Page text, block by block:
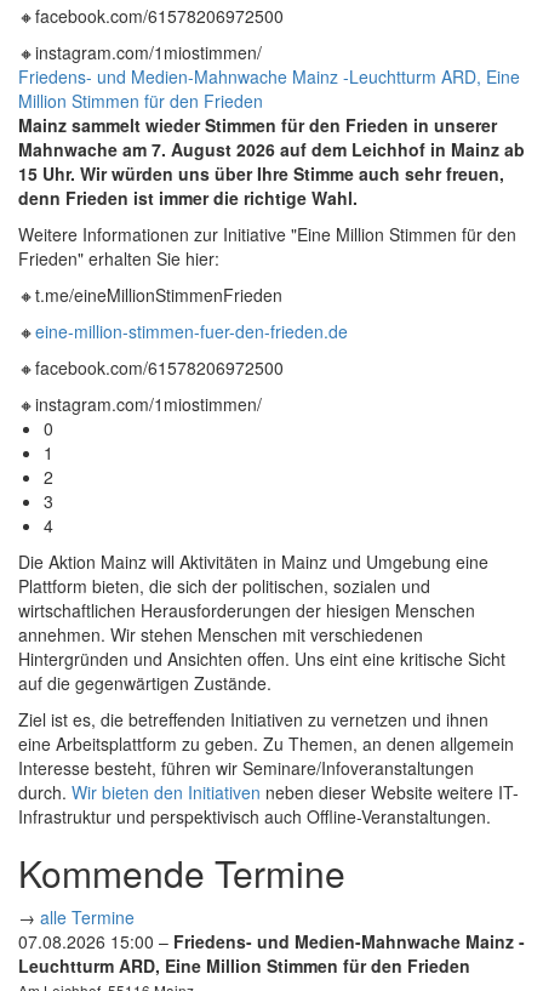
🔸facebook.com/61578206972500
🔸instagram.com/1miostimmen/
Friedens- und Medien-Mahnwache Mainz -Leuchtturm ARD, Eine
Million Stimmen für den Frieden
Mainz sammelt wieder Stimmen für den Frieden in unserer
Mahnwache am 7. August 2026 auf dem Leichhof in Mainz ab
15 Uhr. Wir würden uns über Ihre Stimme auch sehr freuen,
denn Frieden ist immer die richtige Wahl.
Weitere Informationen zur Initiative "Eine Million Stimmen für den
Frieden" erhalten Sie hier:
🔸t.me/eineMillionStimmenFrieden
🔸eine-million-stimmen-fuer-den-frieden.de
🔸facebook.com/61578206972500
🔸instagram.com/1miostimmen/
0
1
2
3
4
Die Aktion Mainz will Aktivitäten in Mainz und Umgebung eine
Plattform bieten, die sich der politischen, sozialen und
wirtschaftlichen Herausforderungen der hiesigen Menschen
annehmen. Wir stehen Menschen mit verschiedenen
Hintergründen und Ansichten offen. Uns eint eine kritische Sicht
auf die gegenwärtigen Zustände.
Ziel ist es, die betreffenden Initiativen zu vernetzen und ihnen
eine Arbeitsplattform zu geben. Zu Themen, an denen allgemein
Interesse besteht, führen wir Seminare/Infoveranstaltungen
durch. Wir bieten den Initiativen neben dieser Website weitere IT-
Infrastruktur und perspektivisch auch Offline-Veranstaltungen.
Kommende Termine
→ alle Termine
07.08.2026 15:00 – Friedens- und Medien-Mahnwache Mainz -
Leuchtturm ARD, Eine Million Stimmen für den Frieden